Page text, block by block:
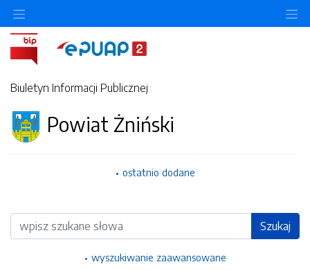
Biuletyn Informacji Publicznej
Powiat Żniński
ostatnio dodane
Wyszukiwarka Szukaj
wyszukiwanie zaawansowane